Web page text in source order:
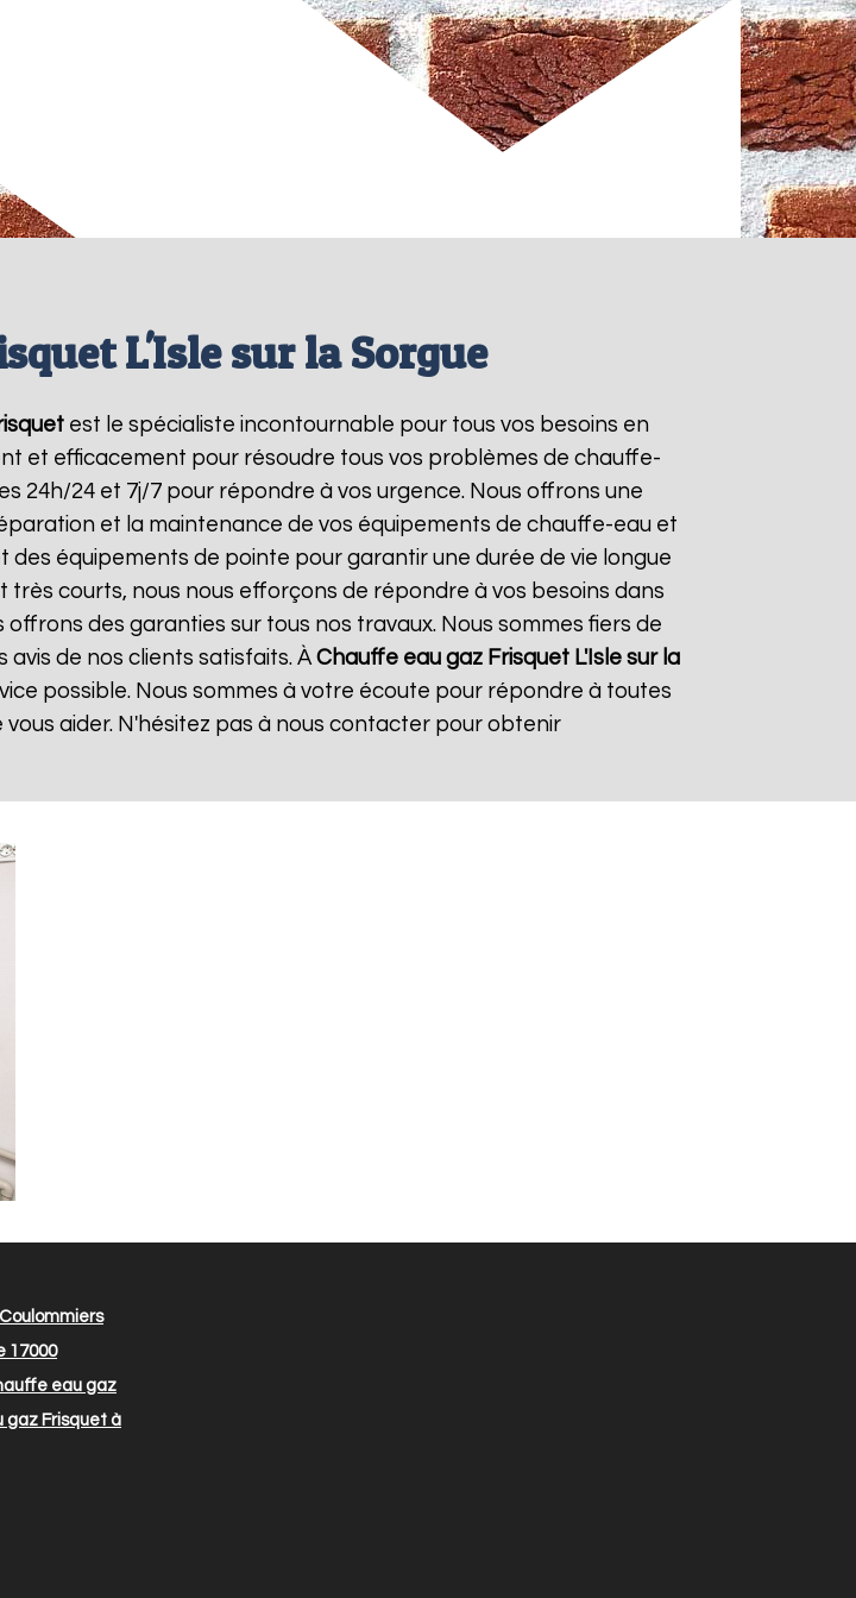
L'Isle sur la Sorgue
est le spécialiste incontournable pour tous vos besoins en
et efficacement pour résoudre tous vos problèmes de chauffe-
24h/24 et 7j/7 pour répondre à vos urgence. Nous offrons une
et la maintenance de vos équipements de chauffe-eau et
des équipements de pointe pour garantir une durée de vie longue
courts, nous nous efforçons de répondre à vos besoins dans
des garanties sur tous nos travaux. Nous sommes fiers de
de nos clients satisfaits. ÀChauffe eau gaz Frisquet L'Isle sur la
possible. Nous sommes à votre écoute pour répondre à toutes
aider. N'hésitez pas à nous contacter pour obtenir
17000
eau gaz
Frisquet à